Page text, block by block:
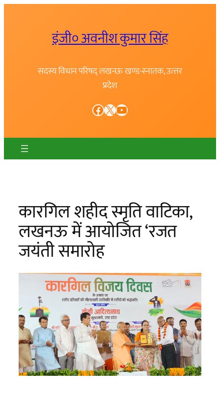
इंजी० अवनीश कुमार सिंह
सदस्य विधान परिषद् लखनऊ खण्ड-स्नातक, उत्त्तर
प्रदेश
Facebook X YouTube
कारगिल शहीद स्मृति वाटिका,
लखनऊ में आयोजित ‘रजत
जयंती समारोह